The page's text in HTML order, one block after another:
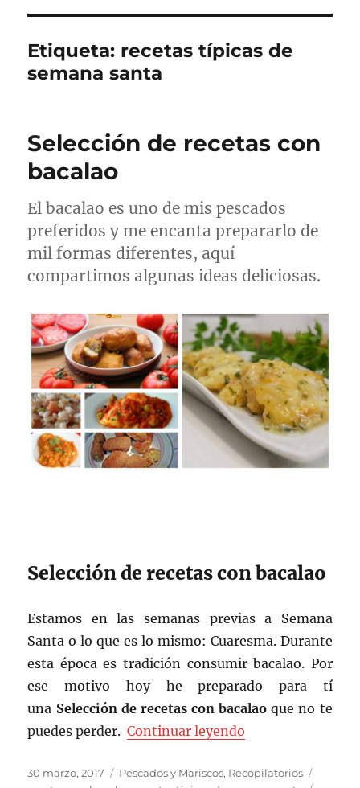
Etiqueta: recetas típicas de
semana santa
Selección de recetas con
bacalao
El bacalao es uno de mis pescados
preferidos y me encanta prepararlo de
mil formas diferentes, aquí
compartimos algunas ideas deliciosas.
Selección de recetas con bacalao
Estamos en las semanas previas a Semana
Santa o lo que es lo mismo: Cuaresma. Durante
esta época es tradición consumir bacalao. Por
ese motivo hoy he preparado para tí
una Selección de recetas con bacalaoque no te
puedes perder.Continuar leyendo
Publicado
30 marzo, 2017 Categorías
Pescados y Mariscos, Recopilatorios